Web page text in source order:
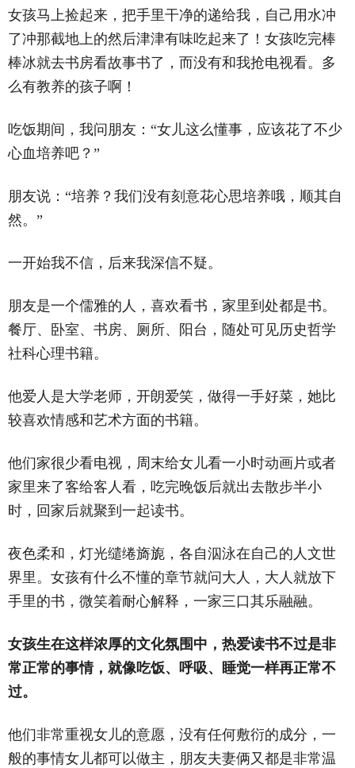
女孩马上捡起来，把手里干净的递给我，自己用水冲
了冲那截地上的然后津津有味吃起来了！女孩吃完棒
棒冰就去书房看故事书了，而没有和我抢电视看。多
么有教养的孩子啊！
吃饭期间，我问朋友：‌‌“女儿这么懂事，应该花了不少
心血培养吧？‌‌”
朋友说：‌‌“培养？我们没有刻意花心思培养哦，顺其自
然。‌‌”
一开始我不信，后来我深信不疑。
朋友是一个儒雅的人，喜欢看书，家里到处都是书。
餐厅、卧室、书房、厕所、阳台，随处可见历史哲学
社科心理书籍。
他爱人是大学老师，开朗爱笑，做得一手好菜，她比
较喜欢情感和艺术方面的书籍。
他们家很少看电视，周末给女儿看一小时动画片或者
家里来了客给客人看，吃完晚饭后就出去散步半小
时，回家后就聚到一起读书。
夜色柔和，灯光缱绻旖旎，各自泅泳在自己的人文世
界里。女孩有什么不懂的章节就问大人，大人就放下
手里的书，微笑着耐心解释，一家三口其乐融融。
女孩生在这样浓厚的文化氛围中，热爱读书不过是非
常正常的事情，就像吃饭、呼吸、睡觉一样再正常不
过。
他们非常重视女儿的意愿，没有任何敷衍的成分，一
般的事情女儿都可以做主，朋友夫妻俩又都是非常温